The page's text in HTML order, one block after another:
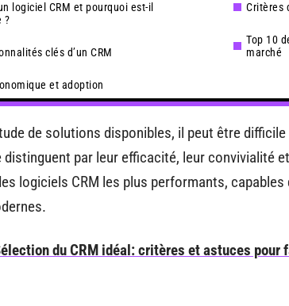
logiciel CRM et pourquoi est-il
?
clés d’un CRM
et adoption
Critères
Top 10
marché
de solutions disponibles, il peut être
par leur efficacité, leur convivialité
logiciels CRM les plus performants,
du CRM idéal: critères et astuces pour